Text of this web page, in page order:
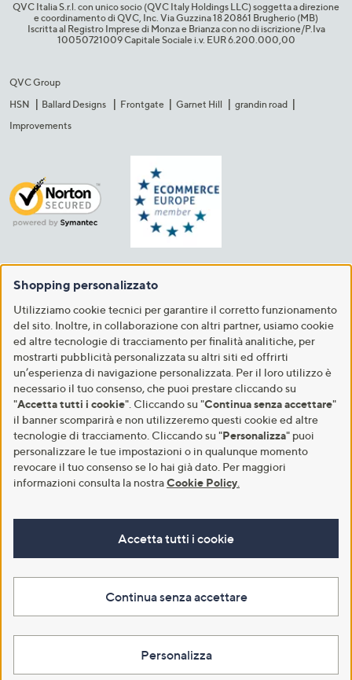
QVC Italia S.r.l. con unico socio (QVC Italy Holdings LLC) soggetta a direzione
e coordinamento di QVC, Inc. Via Guzzina 18 20861 Brugherio (MB)​
Iscritta al Registro Imprese di Monza e Brianza con no di iscrizione/P.Iva
10050721009 Capitale Sociale i.v. EUR 6.200.000,00​
QVC Group
HSN
Ballard Designs Frontgate Garnet Hill
grandin road
Improvements
Shopping personalizzato
Utilizziamo cookie tecnici per garantire il corretto funzionamento
del sito. Inoltre, in collaborazione con altri partner, usiamo cookie
ed altre tecnologie di tracciamento per finalità analitiche, per
mostrarti pubblicità personalizzata su altri siti ed offrirti
un’esperienza di navigazione personalizzata. Per il loro utilizzo è
necessario il tuo consenso, che puoi prestare cliccando su
"Accetta tutti i cookie". Cliccando su "Continua senza accettare"
il banner scomparirà e non utilizzeremo questi cookie ed altre
tecnologie di tracciamento. Cliccando su "Personalizza" puoi
personalizzare le tue impostazioni o in qualunque momento
revocare il tuo consenso se lo hai già dato. Per maggiori
informazioni consulta la nostraCookie Policy
Accetta tutti i cookie
Continua senza accettare
Personalizza